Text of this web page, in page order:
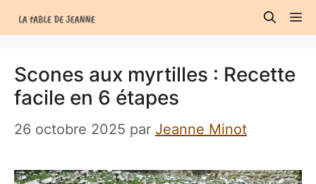
au
Scones aux myrtilles : Recette
facile en 6 étapes
26 octobre 2025 par Jeanne Minot